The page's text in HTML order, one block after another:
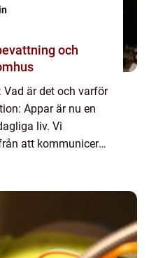
och
Vad är det och varför
Appar är nu en
liv. Vi
att kommunicera